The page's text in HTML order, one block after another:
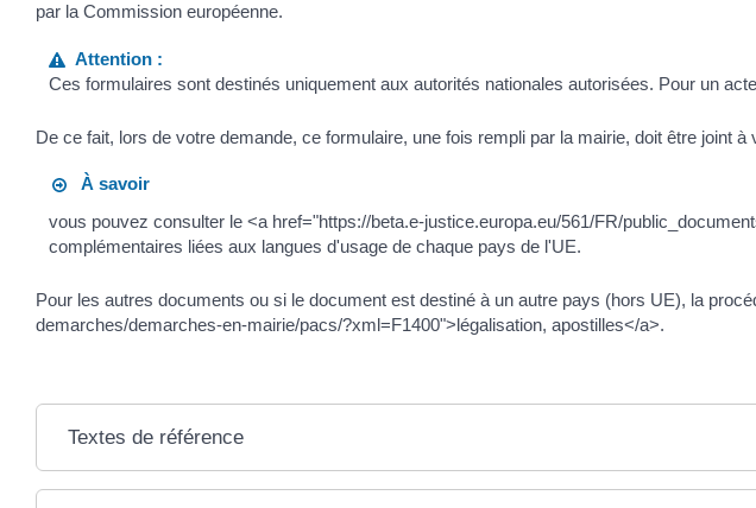
par la Commission européenne.
Attention :
Ces formulaires sont destinés uniquement aux autorités nationales autorisées. Pour un
De ce fait, lors de votre demande, ce formulaire, une fois rempli par la mairie, doit être joint
À savoir
vous pouvez consulter le <a href="https://beta.e-justice.europa.eu/561/FR/
complémentaires liées aux langues d'usage de chaque pays de l'UE.
Pour les autres documents ou si le document est destiné à un autre pays (hors UE), la
demarches/demarches-en-mairie/pacs/?xml=F1400">légalisation, apostilles</a>.
Textes de référence